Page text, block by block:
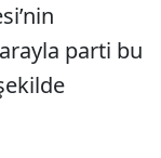
parti bu